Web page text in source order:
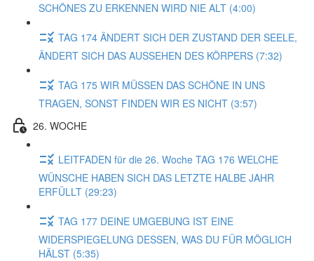
SCHÖNES ZU ERKENNEN WIRD NIE ALT (4:00)
TAG 174 ÄNDERT SICH DER ZUSTAND DER SEELE,
ÄNDERT SICH DAS AUSSEHEN DES KÖRPERS (7:32)
TAG 175 WIR MÜSSEN DAS SCHÖNE IN UNS
TRAGEN, SONST FINDEN WIR ES NICHT (3:57)
26. WOCHE
LEITFADEN für die 26. Woche TAG 176 WELCHE
WÜNSCHE HABEN SICH DAS LETZTE HALBE JAHR
ERFÜLLT (29:23)
TAG 177 DEINE UMGEBUNG IST EINE
WIDERSPIEGELUNG DESSEN, WAS DU FÜR MÖGLICH
HÄLST (5:35)